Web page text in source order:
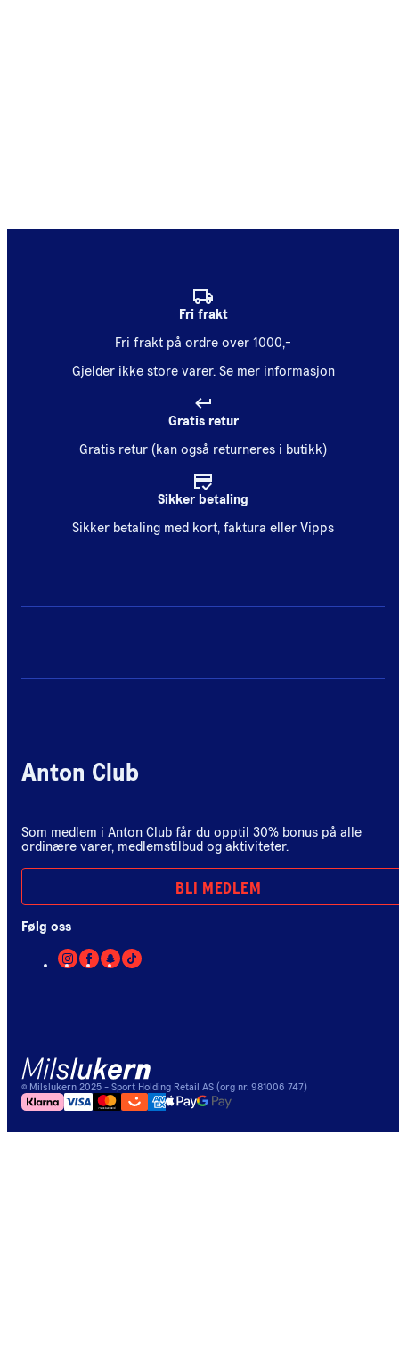
Fri frakt
Fri frakt på ordre over 1000,-
Gjelder ikke store varer. Se mer informasjon
Gratis retur
Gratis retur (kan også returneres i butikk)
Sikker betaling
Sikker betaling med kort, faktura eller Vipps
Anton Club
Som medlem i Anton Club får du opptil 30% bonus på alle
ordinære varer, medlemstilbud og aktiviteter.
BLI MEDLEM
Følg oss
© Milslukern 2025 - Sport Holding Retail AS (org nr. 981006 747)